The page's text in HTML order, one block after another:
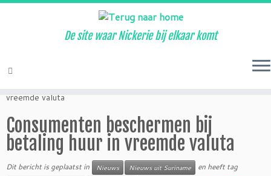
Ga
inhoud
De site waar Nickerie bij elkaar komt
vreemde valuta
Consumenten beschermen bij
betaling huur in vreemde valuta
Dit bericht is geplaatst in Nieuws Nieuws uit Suriname en heeft tag